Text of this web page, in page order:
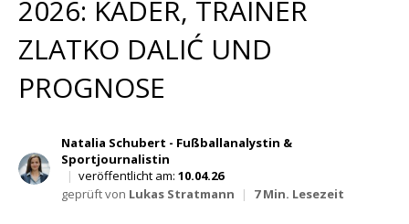
Wett Tipps für Heute
2026: KADER, TRAINER
ZLATKO DALIĆ UND
PROGNOSE
Natalia Schubert - Fußballanalystin &
Sportjournalistin
| veröffentlicht am: 10.04.26
geprüft von Lukas Stratmann | 7 Min. Lesezeit